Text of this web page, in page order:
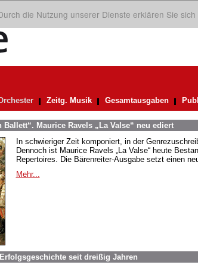
die Nutzung unserer Dienste erklären Sie
Zeitg. Musik Gesamtausgaben
Maurice Ravels „La Valse“ neu ediert
In schwieriger Zeit komponiert, in der
Dennoch ist Maurice Ravels „La Valse“ heute
Repertoires. Die Bärenreiter-Ausgabe setzt einen
Mehr...
seit dreißig Jahren